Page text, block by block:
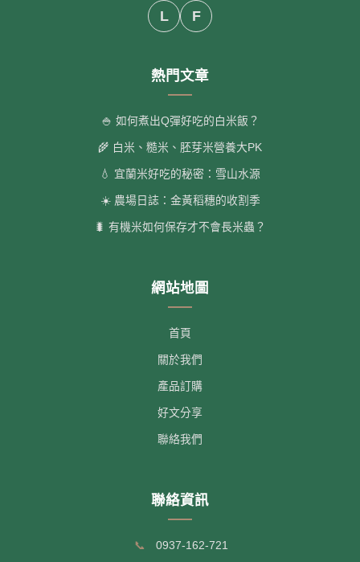
L F
熱門文章
🍚 如何煮出Q彈好吃的白米飯？
🌾 白米、糙米、胚芽米營養大PK
💧 宜蘭米好吃的秘密：雪山水源
☀️ 農場日誌：金黃稻穗的收割季
🐛 有機米如何保存才不會長米蟲？
網站地圖
首頁
關於我們
產品訂購
好文分享
聯絡我們
聯絡資訊
📞 0937-162-721